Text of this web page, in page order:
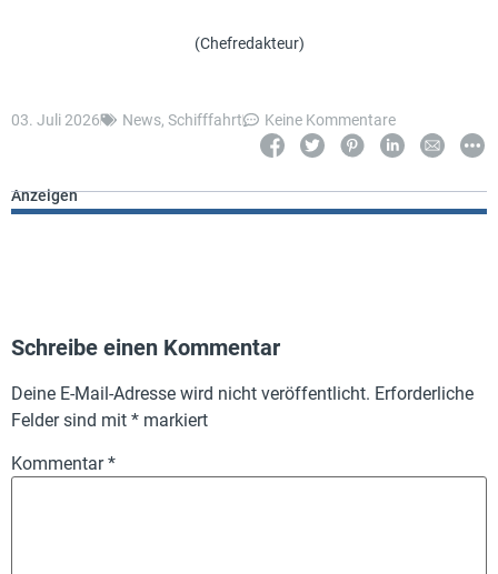
(Chefredakteur)
03. Juli 2026 News, Schifffahrt Keine Kommentare
Anzeigen
Schreibe einen Kommentar
Deine E-Mail-Adresse wird nicht veröffentlicht. Erforderliche
Felder sind mit * markiert
Kommentar*